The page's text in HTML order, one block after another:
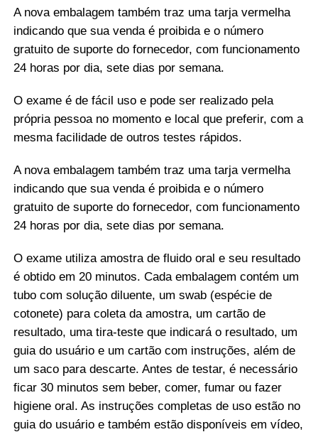
A nova embalagem também traz uma tarja vermelha
indicando que sua venda é proibida e o número
gratuito de suporte do fornecedor, com funcionamento
24 horas por dia, sete dias por semana.
O exame é de fácil uso e pode ser realizado pela
própria pessoa no momento e local que preferir, com a
mesma facilidade de outros testes rápidos.
A nova embalagem também traz uma tarja vermelha
indicando que sua venda é proibida e o número
gratuito de suporte do fornecedor, com funcionamento
24 horas por dia, sete dias por semana.
O exame utiliza amostra de fluido oral e seu resultado
é obtido em 20 minutos. Cada embalagem contém um
tubo com solução diluente, um swab (espécie de
cotonete) para coleta da amostra, um cartão de
resultado, uma tira-teste que indicará o resultado, um
guia do usuário e um cartão com instruções, além de
um saco para descarte. Antes de testar, é necessário
ficar 30 minutos sem beber, comer, fumar ou fazer
higiene oral. As instruções completas de uso estão no
guia do usuário e também estão disponíveis em vídeo,